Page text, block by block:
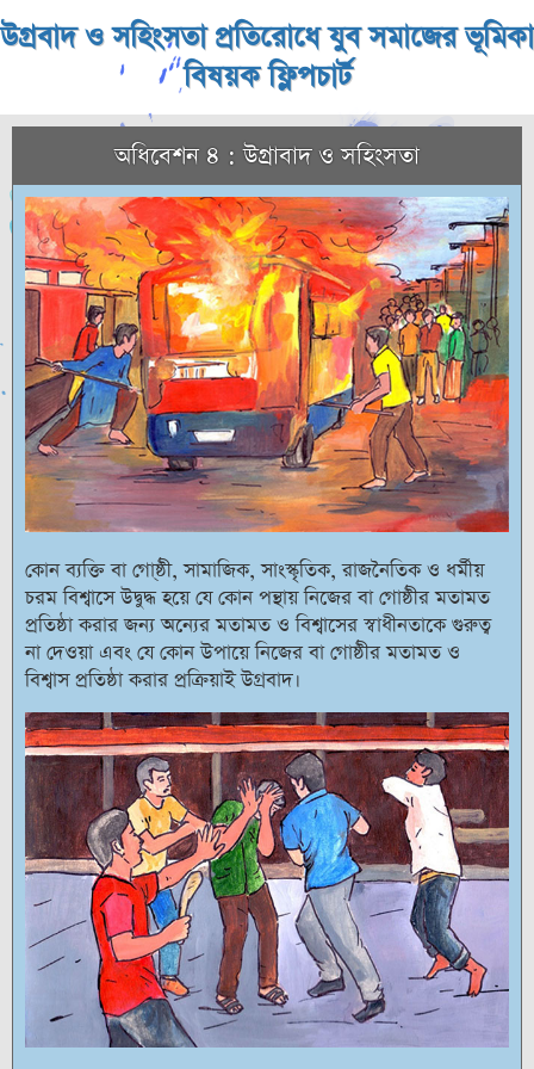
উগ্রবাদ ও সহিংসতা প্রতিরোধে যুব সমাজের ভূমিকা
বিষয়ক ফ্লিপচার্ট
অধিবেশন ৪ : উগ্রাবাদ ও সহিংসতা
কোন ব্যক্তি বা গো্ষ্ঠী, সামাজিক, সাংস্কৃতিক, রাজনৈতিক ও ধর্মীয়
চরম বিশ্বাসে উদ্বুদ্ধ হয়ে যে কোন পন্থায় নিজের বা গোষ্ঠীর মতামত
প্রতিষ্ঠা করার জন্য অন্যের মতামত ও বিশ্বাসের স্বাধীনতাকে গুরুত্ব
না দেওয়া এবং যে কোন উপায়ে নিজের বা গোষ্ঠীর মতামত ও
বিশ্বাস প্রতিষ্ঠা করার প্রক্রিয়াই উগ্রবাদ।